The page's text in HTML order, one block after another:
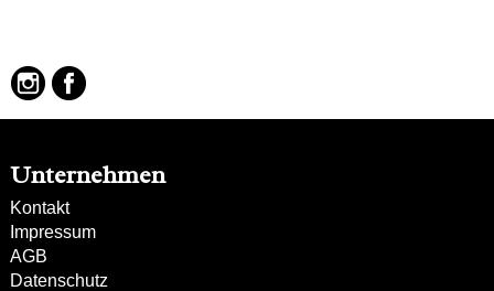
Unternehmen
Kontakt
Impressum
AGB
Datenschutz